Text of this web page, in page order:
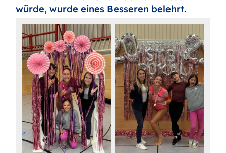
würde, wurde eines Besseren belehrt.